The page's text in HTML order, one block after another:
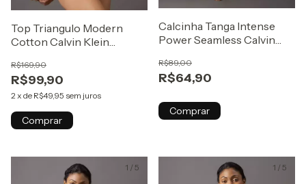
Top Triangulo Modern
Cotton Calvin Klein
R$99,90
R$169,90
2 x de R$49,95 sem juros
Comprar
Calcinha Tanga Intense
Power Seamless Calvin
R$64,90
R$89,00
Comprar
1 / 5 1 / 5